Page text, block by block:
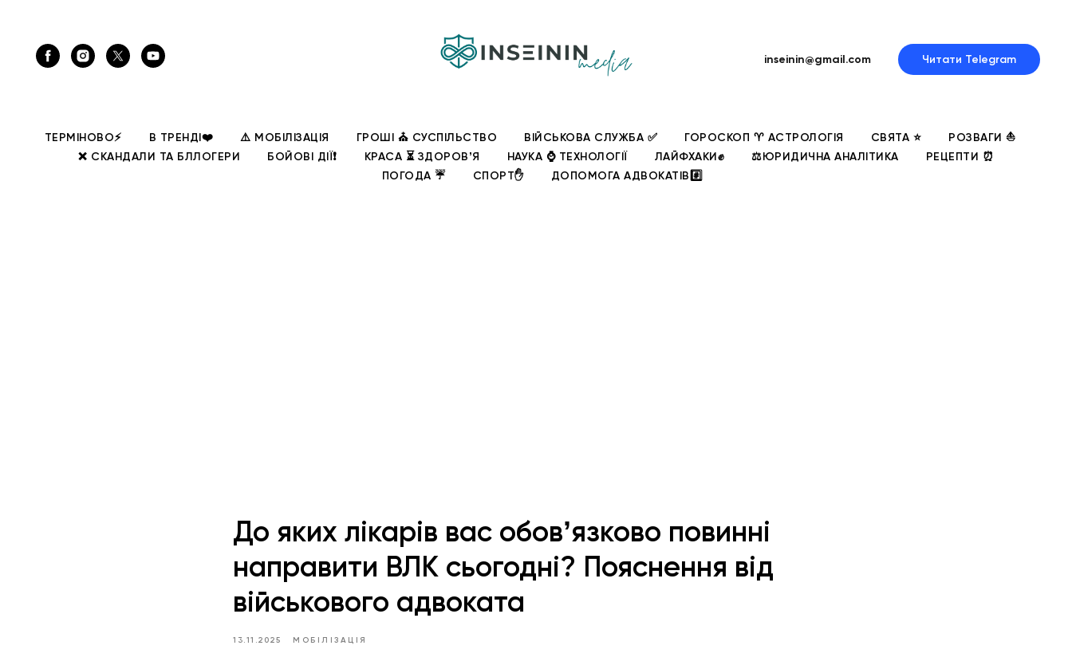
inseinin@gmail.com Читати Telegram
ТЕРМІНОВО⚡ В ТРЕНДІ❤️ ⚠️ МОБІЛІЗАЦІЯ ГРОШІ ⛪ СУСПІЛЬСТВО ВІЙСЬКОВА СЛУЖБА ✅ ГОРОСКОП ♈ АСТРОЛОГІЯ СВЯТА ⭐
РОЗВАГИ ⛵
❌ СКАНДАЛИ ТА БЛЛОГЕРИ
БОЙОВІ ДІЇ❗ КРАСА ⏳ ЗДОРОВʼЯ НАУКА ⌚ ТЕХНОЛОГІЇ ЛАЙФХАКИ✊ ⚖️ЮРИДИЧНА АНАЛІТИКА
РЕЦЕПТИ ⏰
ПОГОДА ☔
СПОРТ✋ ДОПОМОГА АДВОКАТІВ#️⃣
До яких лікарів вас обовʼязково повинні
направити ВЛК сьогодні? Пояснення від
військового адвоката
13.11.2025 МОБІЛІЗАЦІЯ